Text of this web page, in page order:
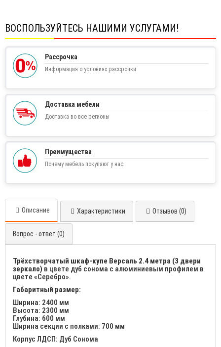
ВОСПОЛЬЗУЙТЕСЬ НАШИМИ УСЛУГАМИ!
Рассрочка
Информация о условиях рассрочки
Доставка мебели
Доставка во все регионы
Преимущества
Почему мебель покупают у нас
Описание Характеристики Отзывов (0)
Вопрос - ответ (0)
Трёхстворчатый шкаф-купе Версаль 2.4 метра (3 двери
зеркало) в цвете дуб сонома с алюминиевым профилем в
цвете «Серебро».
Габаритный размер:
Ширина: 2400 мм
Высота: 2300 мм
Глубина: 600 мм
Ширина секции с полками: 700 мм
Корпус ЛДСП: Дуб Сонома